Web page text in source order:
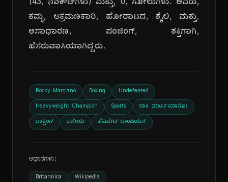
(43, ನಾಕೌಟ್‌ಗಳು) ಮತ್ತು, 0, ಸೋಲುಗಳು. ಅವರು,
ತಮ್ಮ, ಆಕ್ರಮಣಕಾರಿ, ಹೋರಾಟದ, ಶೈಲಿ, ಮತ್ತು,
ಅಸಾಧಾರಣ, ಪಂಚಿಂಗ್, ಶಕ್ತಿಗಾಗಿ,
ಹೆಸರುವಾಸಿಯಾಗಿದ್ದರು.
Rocky Marciano Boxing Undefeated
Heavyweight Champion Sports ರಾಕಿ ಮಾರ್ಸಿಯಾನೋ
ಬಾಕ್ಸಿಂಗ್ ಅಜೇಯ ಹೆವಿವೇಟ್ ಚಾಂಪಿಯನ್
ಆಧಾರಗಳು:
Britannica Wikipedia